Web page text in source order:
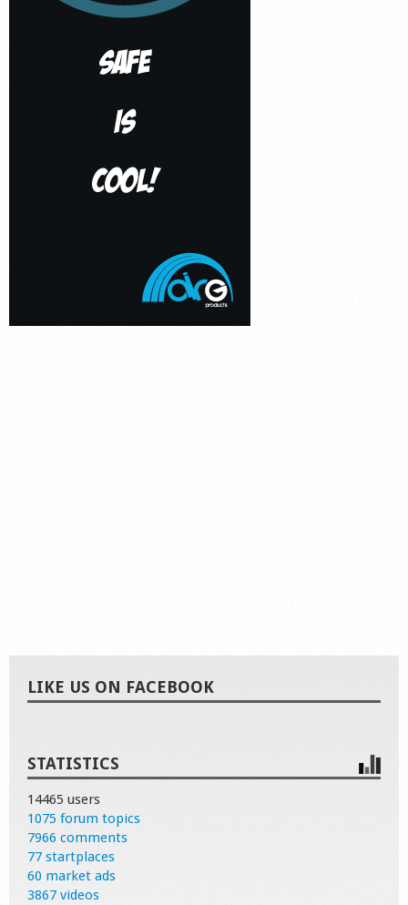
LIKE US ON FACEBOOK
STATISTICS
14465 users
1075 forum topics
7966 comments
77 startplaces
60 market ads
3867 videos